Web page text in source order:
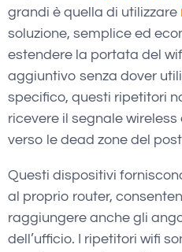
grandi è quella di utilizzare
soluzione, semplice ed
estendere la portata del
aggiuntivo senza dover
specifico, questi ripetitori
ricevere il segnale
verso le dead zone del
Questi dispositivi
al proprio router,
raggiungere anche gli
dell’ufficio. I ripetitori wifi